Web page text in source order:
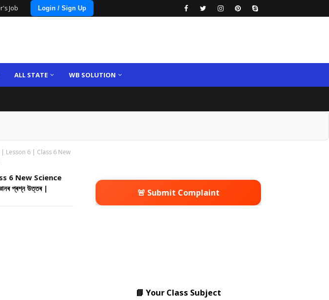
Job Login / Sign Up
ALL STATE WB SOLUTION
| Lesson 6 | Class 6 New
6 New Science
প্ৰশ্ন উত্তৰ |
🚨 Submit Complaint
📘 Your Class Subject